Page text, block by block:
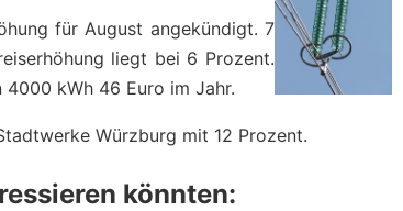
für August angekündigt. 7
liegt bei 6 Prozent.
kWh 46 Euro im Jahr.
Würzburg mit 12 Prozent.
könnten: